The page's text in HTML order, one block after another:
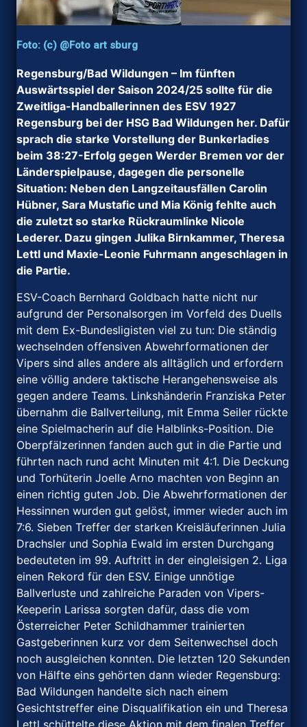
Foto: (c) @Foto art sburg
Regensburg/Bad Wildungen – Im fünften
Auswärtsspiel der Saison 2024/25 sollte für die
Zweitliga-Handballerinnen des ESV 1927
Regensburg bei der HSG Bad Wildungen her. Dafür
sprach die starke Vorstellung der Bunkerladies
beim 38:27-Erfolg gegen Werder Bremen vor der
Länderspielpause, dagegen die personelle
Situation: Neben den Langzeitausfällen Carolin
Hübner, Sara Mustafic und Mia König fehlte auch
die zuletzt so starke Rückraumlinke Nicole
Lederer. Dazu gingen Julika Birnkammer, Theresa
Lettl und Maxie-Leonie Fuhrmann angeschlagen in
die Partie.
ESV-Coach Bernhard Goldbach hatte nicht nur
aufgrund der Personalsorgen im Vorfeld des Duells
mit dem Ex-Bundesligisten viel zu tun: Die ständig
wechselnden offensiven Abwehrformationen der
Vipers sind alles andere als alltäglich und erfordern
eine völlig andere taktische Herangehensweise als
gegen andere Teams. Linkshänderin Franziska Peter
übernahm die Ballverteilung, mit Emma Seiler rückte
eine Spielmacherin auf die Halblinks-Position. Die
Oberpfälzerinnen fanden auch gut in die Partie und
führten nach rund acht Minuten mit 4:1. Die Deckung
und Torhüterin Joelle Arno machten von Beginn an
einen richtig guten Job. Die Abwehrformationen der
Hessinnen wurden gut gelöst, immer wieder auch im
7:6. Sieben Treffer der starken Kreisläuferinnen Julia
Drachsler und Sophia Ewald im ersten Durchgang
bedeuteten im 99. Auftritt in der eingleisigen 2. Liga
einen Rekord für den ESV. Einige unnötige
Ballverluste und zahlreiche Paraden von Vipers-
Keeperin Larissa sorgten dafür, dass die vom
Österreicher Peter Schildhammer trainierten
Gastgeberinnen kurz vor dem Seitenwechsel doch
noch ausgleichen konnten. Die letzten 120 Sekunden
von Hälfte eins gehörten dann wieder Regensburg:
Bad Wildungen handelte sich nach einem
Gesichtstreffer eine Disqualifikation ein und Theresa
Lettl schüttelte diese Aktion mit dem finalen Treffer